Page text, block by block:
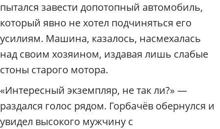
/
Р
д
и
с
пытался завести допотопный автомобиль,
который явно не хотел подчиняться его
усилиям. Машина, казалось, насмехалась
над своим хозяином, издавая лишь слабые
стоны старого мотора.
«Интересный экземпляр, не так ли?» —
раздался голос рядом. Горбачёв обернулся и
увидел высокого мужчину с